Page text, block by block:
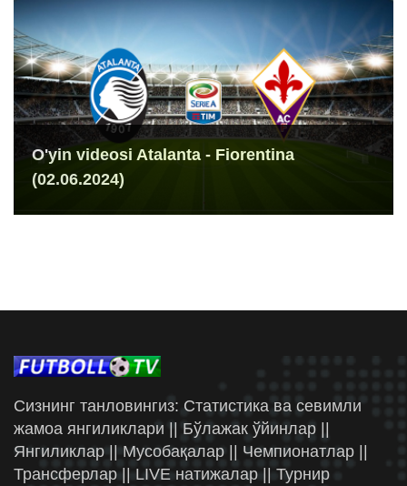
O'yin videosi Atalanta - Fiorentina
(02.06.2024)
Сизнинг танловингиз: Статистика ва севимли
жамоа янгиликлари || Бўлажак ўйинлар ||
Янгиликлар || Мусобақалар || Чемпионатлар ||
Трансферлар || LIVE натижалар || Турнир